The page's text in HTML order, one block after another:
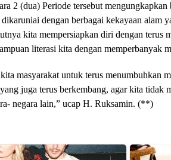
2 (dua) Periode tersebut mengungkapkan
dengan berbagai kekayaan alam
kita mempersiapkan diri dengan terus
literasi kita dengan memperbanyak
masyarakat untuk terus menumbuhkan
juga terus berkembang, agar kita tidak
negara lain,” ucap H. Ruksamin. (**)